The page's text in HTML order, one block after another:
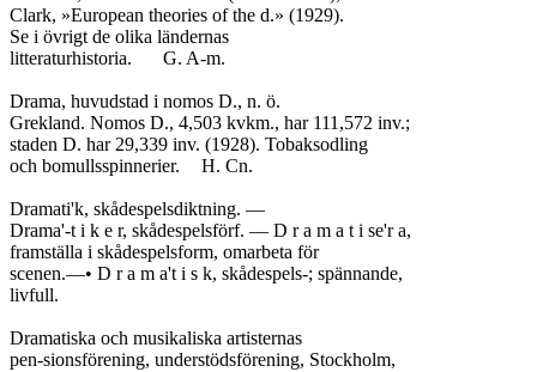
Clark, »European theories of the d.» (1929).
Se i övrigt de olika ländernas
litteraturhistoria.	G. A-m.
Drama, huvudstad i nomos D., n. ö.
Grekland. Nomos D., 4,503 kvkm., har 111,572 inv.;
staden D. har 29,339 inv. (1928). Tobaksodling
och bomullsspinnerier.	H. Cn.
Dramati'k, skådespelsdiktning. —
Drama'-t i k e r, skådespelsförf. — D r a m a t i se'r a,
framställa i skådespelsform, omarbeta för
scenen.—• D r a m a't i s k, skådespels-; spännande,
livfull.
Dramatiska och musikaliska artisternas
pen-sionsförening, understödsförening, Stockholm,